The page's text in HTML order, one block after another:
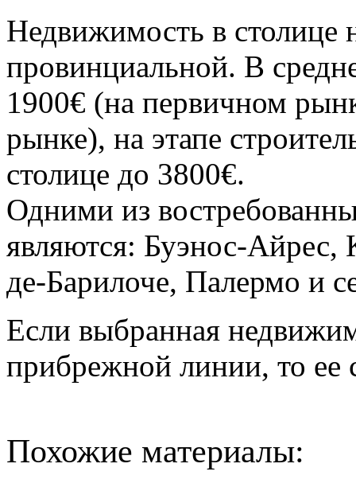
Недвижимость в столице
провинциальной. В
1900€ (на первичном
рынке), на этапе
столице до 3800€.
Одними из
являются: Буэнос-
де-Барилоче, Палермо и
Если выбранная
прибрежной линии, то ее
Похожие материалы: